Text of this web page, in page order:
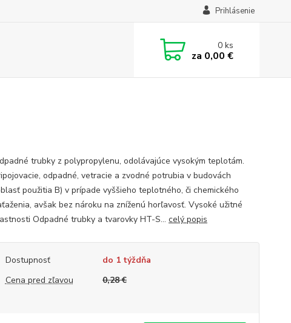
Prihlásenie
0ks
za 0,00 €
trubky z polypropylenu, odolávajúce vysokým teplotám.
odpadné, vetracie a zvodné potrubia v budovách
použitia B) v prípade vyššieho teplotného, či chemického
avšak bez nároku na zníženú horľavosť. Vysoké užitné
Odpadné trubky a tvarovky HT-S... celý popis
Dostupnosť
do 1 týždňa
Cena pred zľavou
0,28 €